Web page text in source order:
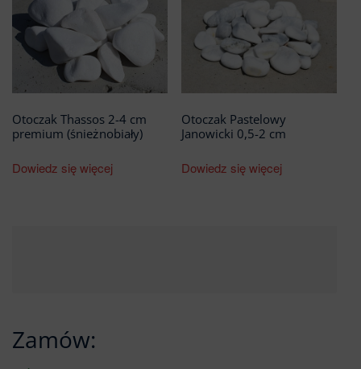
Otoczak Thassos 2-4 cm
premium (śnieżnobiały)
Dowiedz się więcej
Otoczak Pastelowy
Janowicki 0,5-2 cm
Dowiedz się więcej
Zamów: